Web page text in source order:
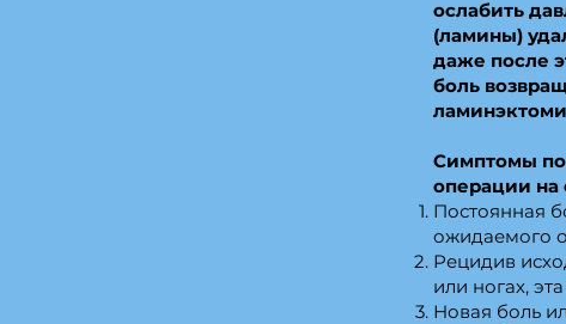
ослабить
(ламины)
даже после
боль
Симптомы
операции на
Постоянная
ожидаемого
Рецидив
или ногах,
Новая боль